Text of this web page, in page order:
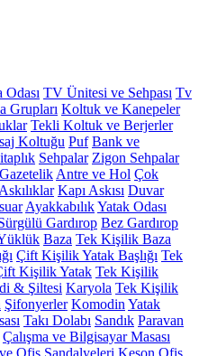
TV Ünitesi ve Sehpası Tv
Grupları Koltuk ve Kanepeler
Tekli Koltuk ve Berjerler
Koltuğu Puf Bank ve
Sehpalar Zigon Sehpalar
Gazetelik Antre ve Hol Çok
Askılıklar Kapı Askısı Duvar
AyakkabılıkYatak Odası
Gardırop Bez Gardırop
Baza Tek Kişilik Baza
Çift Kişilik Yatak Başlığı Tek
Kişilik Yatak Tek Kişilik
& Şiltesi Karyola Tek Kişilik
Şifonyerler Komodin Yatak
Takı Dolabı Sandık Paravan
Çalışma ve Bilgisayar Masası
Ofis Sandalyeleri Keson Ofis